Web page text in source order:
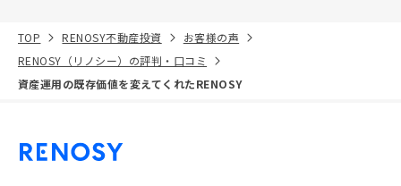
TOP RENOSY不動産投資
お客様の声
RENOSY（リノシー）の評判・口コミ
資産運用の既存価値を変えてくれたRENOSY